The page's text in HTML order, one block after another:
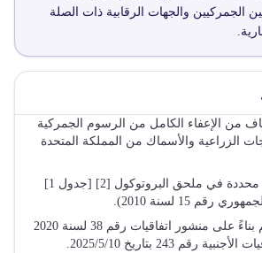
الجمركيين والجهات الرقابية ذات الصلة
من الإعفاء الكامل من الرسوم الجمركية
الزراعية والأسماك من المملكة المتحدة
الأصناف المستثناة محددة في ملحق البروتوكول [2] [جدول 1]
رقم 15 لسنة 2010).
تعديل التعليمات تم بناءً على منشور اتفاقيات رقم 38 لسنة 2020
رقم 243 بتاريخ 2025/5/10.